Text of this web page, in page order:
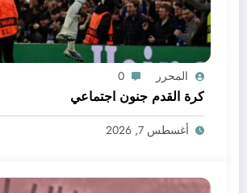
المحرر 0
كرة القدم جنون اجتماعي
أغسطس 7, 2026